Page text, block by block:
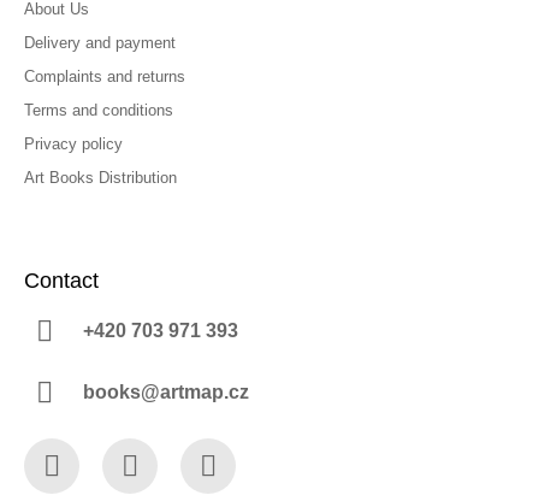
About Us
Delivery and payment
Complaints and returns
Terms and conditions
Privacy policy
Art Books Distribution
Contact
+420 703 971 393
books@artmap.cz